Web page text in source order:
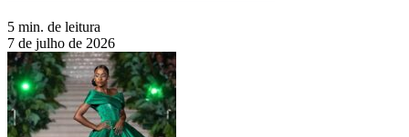
5 min. de leitura
7 de julho de 2026